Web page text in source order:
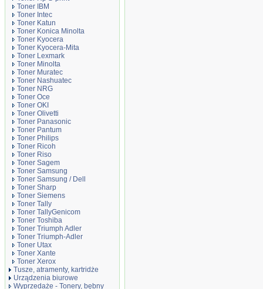
Toner IBM
Toner Intec
Toner Katun
Toner Konica Minolta
Toner Kyocera
Toner Kyocera-Mita
Toner Lexmark
Toner Minolta
Toner Muratec
Toner Nashuatec
Toner NRG
Toner Oce
Toner OKI
Toner Olivetti
Toner Panasonic
Toner Pantum
Toner Philips
Toner Ricoh
Toner Riso
Toner Sagem
Toner Samsung
Toner Samsung / Dell
Toner Sharp
Toner Siemens
Toner Tally
Toner TallyGenicom
Toner Toshiba
Toner Triumph Adler
Toner Triumph-Adler
Toner Utax
Toner Xante
Toner Xerox
Tusze, atramenty, kartridże
Urządzenia biurowe
Wyprzedaże - Tonery, bębny